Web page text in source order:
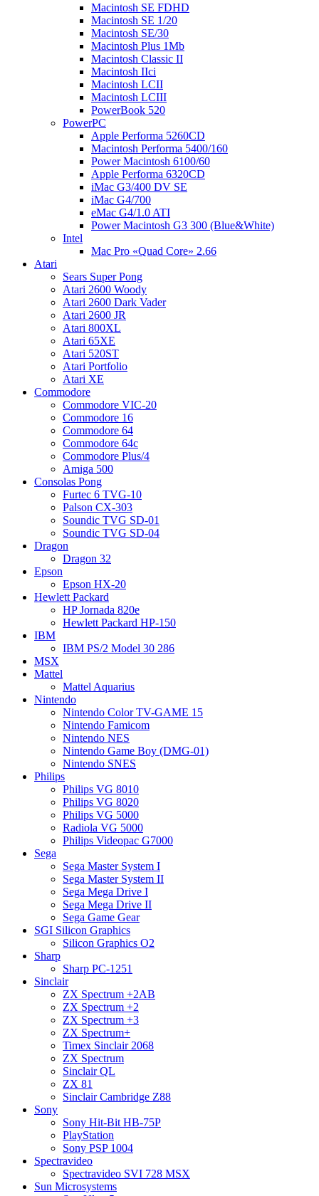
Macintosh SE FDHD
Macintosh SE 1/20
Macintosh SE/30
Macintosh Plus 1Mb
Macintosh Classic II
Macintosh IIci
Macintosh LCII
Macintosh LCIII
PowerBook 520
PowerPC
Apple Performa 5260CD
Macintosh Performa 5400/160
Power Macintosh 6100/60
Apple Performa 6320CD
iMac G3/400 DV SE
iMac G4/700
eMac G4/1.0 ATI
Power Macintosh G3 300 (Blue&White)
Intel
Mac Pro «Quad Core» 2.66
Atari
Sears Super Pong
Atari 2600 Woody
Atari 2600 Dark Vader
Atari 2600 JR
Atari 800XL
Atari 65XE
Atari 520ST
Atari Portfolio
Atari XE
Commodore
Commodore VIC-20
Commodore 16
Commodore 64
Commodore 64c
Commodore Plus/4
Amiga 500
Consolas Pong
Furtec 6 TVG-10
Palson CX-303
Soundic TVG SD-01
Soundic TVG SD-04
Dragon
Dragon 32
Epson
Epson HX-20
Hewlett Packard
HP Jornada 820e
Hewlett Packard HP-150
IBM
IBM PS/2 Model 30 286
MSX
Mattel
Mattel Aquarius
Nintendo
Nintendo Color TV-GAME 15
Nintendo Famicom
Nintendo NES
Nintendo Game Boy (DMG-01)
Nintendo SNES
Philips
Philips VG 8010
Philips VG 8020
Philips VG 5000
Radiola VG 5000
Philips Videopac G7000
Sega
Sega Master System I
Sega Master System II
Sega Mega Drive I
Sega Mega Drive II
Sega Game Gear
SGI Silicon Graphics
Silicon Graphics O2
Sharp
Sharp PC-1251
Sinclair
ZX Spectrum +2AB
ZX Spectrum +2
ZX Spectrum +3
ZX Spectrum+
Timex Sinclair 2068
ZX Spectrum
Sinclair QL
ZX 81
Sinclair Cambridge Z88
Sony
Sony Hit-Bit HB-75P
PlayStation
Sony PSP 1004
Spectravideo
Spectravideo SVI 728 MSX
Sun Microsystems